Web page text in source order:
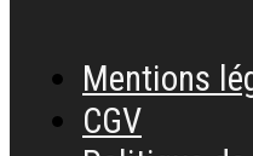
Mentions
CGV